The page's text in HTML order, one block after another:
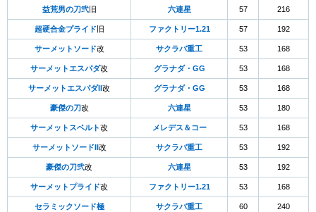
益荒男の刀弐旧 六連星 57 216
超硬合金プライド 旧 ファクトリー1.21 57 192
サーメットソード改 サクラバ重工 53 168
サーメットエスパダ改 グラナダ・GG 53 168
サーメットエスパダII 改 グラナダ・GG 53 168
豪傑の刀改 六連星 53 180
サーメットスベルト改 メレデス＆コー 53 168
サーメットソードII 改 サクラバ重工 53 192
豪傑の刀弐改 六連星 53 192
サーメットプライド改 ファクトリー1.21 53 168
セラミックソード極 サクラバ重工 60 240